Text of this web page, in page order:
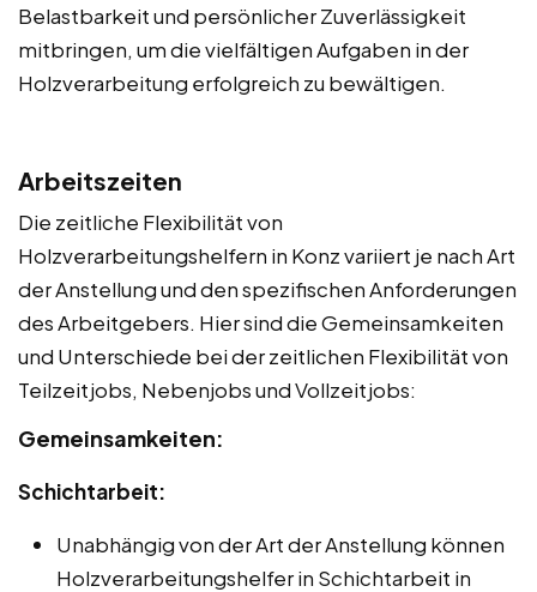
Belastbarkeit und persönlicher Zuverlässigkeit
mitbringen, um die vielfältigen Aufgaben in der
Holzverarbeitung erfolgreich zu bewältigen.
Arbeitszeiten
Die zeitliche Flexibilität von
Holzverarbeitungshelfern in Konz variiert je nach Art
der Anstellung und den spezifischen Anforderungen
des Arbeitgebers. Hier sind die Gemeinsamkeiten
und Unterschiede bei der zeitlichen Flexibilität von
Teilzeitjobs, Nebenjobs und Vollzeitjobs:
Gemeinsamkeiten:
Schichtarbeit:
Unabhängig von der Art der Anstellung können
Holzverarbeitungshelfer in Schichtarbeit in